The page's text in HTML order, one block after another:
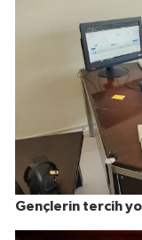
Gençlerin tercih